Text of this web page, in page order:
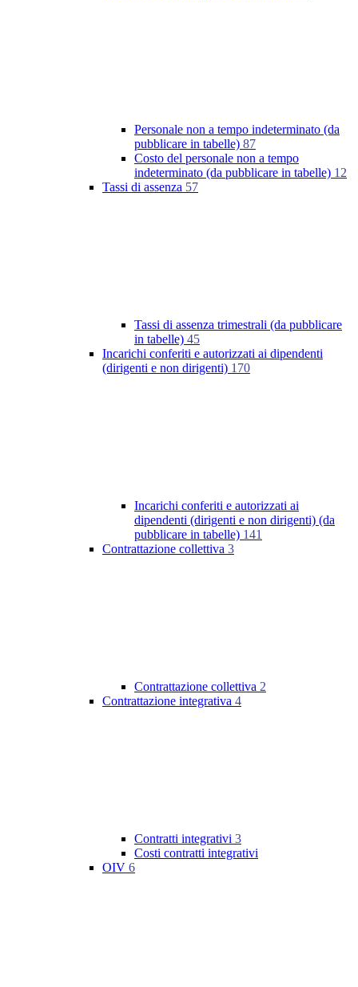
Personale non a tempo indeterminato (da
pubblicare in tabelle) 87
Costo del personale non a tempo
indeterminato (da pubblicare in tabelle) 12
Tassi di assenza 57
Tassi di assenza trimestrali (da pubblicare
in tabelle) 45
Incarichi conferiti e autorizzati ai dipendenti
(dirigenti e non dirigenti) 170
Incarichi conferiti e autorizzati ai
dipendenti (dirigenti e non dirigenti) (da
pubblicare in tabelle) 141
Contrattazione collettiva 3
Contrattazione collettiva 2
Contrattazione integrativa 4
Contratti integrativi 3
Costi contratti integrativi
OIV 6